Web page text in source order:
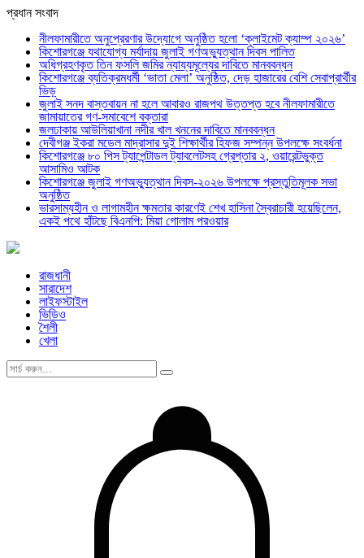
প্রধান সংবাদ
নীলফামারীতে অনুপ্রেরণার উদ্যোগে অনুষ্ঠিত হলো ‘ক্লাইমেট ক্যাম্প ২০২৬’
কিশোরগঞ্জে যথাযোগ্য মর্যাদায় জুলাই গণঅভ্যুত্থান দিবস পালিত
অধিগ্রহণকৃত তিন ফসলি জমির ন্যায্যমূল্যের দাবিতে মানববন্ধন
কিশোরগঞ্জে ব্যতিক্রমধর্মী ‘ভাতা মেলা’ অনুষ্ঠিত, দেড় হাজারের বেশি সেবাপ্রার্থীর
ভিড়
জুলাই সনদ বাস্তবায়ন না হলে আবারও রাজপথ উত্তপ্ত হবে নীলফামারীতে
জামায়াতের গণ-সমাবেশে বক্তারা
জলঢাকায় আউলিয়াখানা নদীর খাল খননের দাবিতে মানববন্ধন
দেবীগঞ্জ ইকরা মডেল মাদ্রাসার দুই শিক্ষার্থীর হিফজ সম্পন্ন উপলক্ষে সংবর্ধনা
কিশোরগঞ্জে ৮০ পিস ট্যাপেন্টাডল ট্যাবলেটসহ গ্রেপ্তার ২, ওয়ারেন্টভুক্ত
আসামিও আটক
কিশোরগঞ্জে জুলাই গণঅভ্যুত্থান দিবস-২০২৬ উপলক্ষে প্রস্তুতিমূলক সভা
অনুষ্ঠিত
ভারসাম্যহীন ও লাগামহীন ক্ষমতার কারণেই শেখ হাসিনা স্বৈরাচারী হয়েছিলেন,
একই পথে হাঁটছে বিএনপি: মিয়া গোলাম পরওয়ার
রাজধানী
সারাদেশ
লাইফস্টাইল
ভিডিও
শৈলী
খেলা